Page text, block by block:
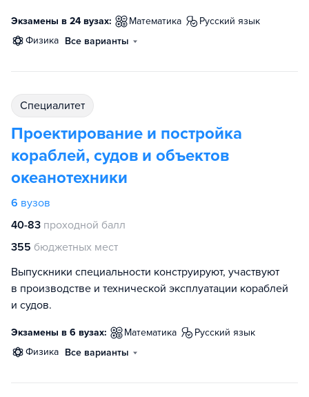
Экзамены в 24 вузах: математика
русский язык
физика Все варианты
специалитет
Проектирование и постройка
кораблей, судов и объектов
океанотехники
6 вузов
40-83 проходной балл
355 бюджетных мест
Выпускники специальности конструируют, участвуют
в производстве и технической эксплуатации кораблей
и судов.
Экзамены в 6 вузах: математика
русский язык
физика Все варианты